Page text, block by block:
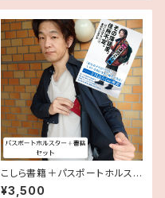
こしら書籍＋パスポートホルスタ
ーセット
¥3,500